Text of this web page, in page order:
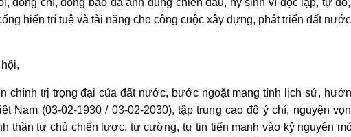
hiến trí tuệ và tài năng cho công cuộc xây dựng, phát triển đất
chính trị trọng đại của đất nước, bước ngoặt mang tính lịch sử,
Nam (03-02-1930 / 03-02-2030), tập trung cao độ ý chí, nguyện
thần tự chủ chiến lược, tự cường, tự tin tiến mạnh vào kỷ nguyên